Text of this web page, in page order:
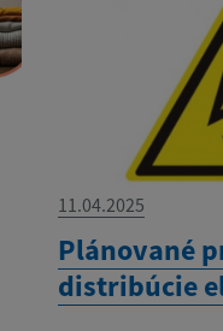
11.04.2025
Plánované
distribúcie